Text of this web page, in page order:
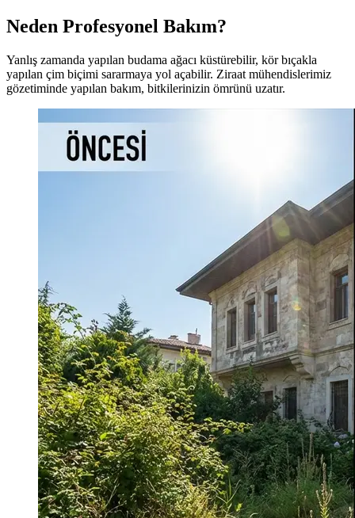
Neden Profesyonel Bakım?
Yanlış zamanda yapılan budama ağacı küstürebilir, kör bıçakla
yapılan çim biçimi sararmaya yol açabilir. Ziraat mühendislerimiz
gözetiminde yapılan bakım, bitkilerinizin ömrünü uzatır.